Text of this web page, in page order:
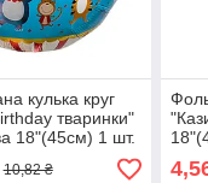
кулька круг
тваринки"
18"(45см) 1 шт.
10,82 ₴